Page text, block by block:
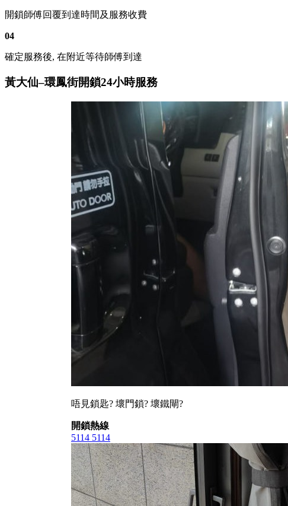
開鎖師傅回覆到達時間及服務收費
04
確定服務後, 在附近等待師傅到達
黃大仙–環鳳街開鎖24小時服務
唔見鎖匙? 壞門鎖? 壞鐵閘?
開鎖熱線
5114 5114